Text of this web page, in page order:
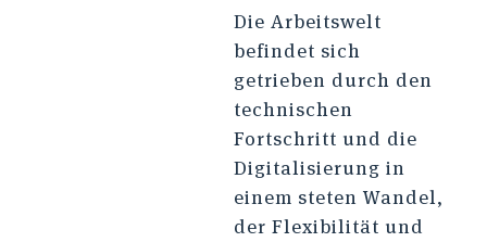
Die Arbeitswelt
befindet sich
getrieben durch den
technischen
Fortschritt und die
Digitalisierung in
einem steten Wandel,
der Flexibilität und